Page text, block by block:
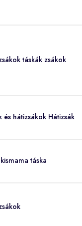
táskák zsákok
és hátizsákok Hátizsák
táska